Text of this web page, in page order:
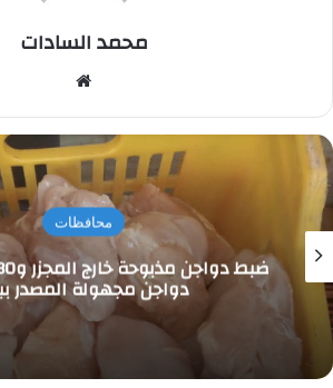
محمد السادات
محافظات
دواجن مجهولة المصدر